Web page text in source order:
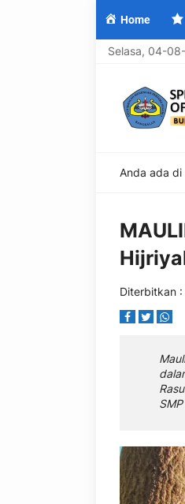
Home
Selasa, 04-
3 Bangkalan</strong>,
Anda ada di
Diterbitkan :